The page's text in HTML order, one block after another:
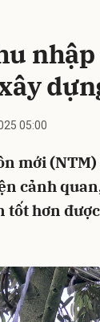
05:00
mới
cảnh
tốt hơn